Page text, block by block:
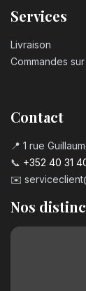
Services
Livraison
Commandes
Contact
📍 1 rue
📞 +352 40 31
✉️
Nos